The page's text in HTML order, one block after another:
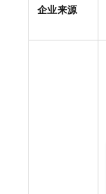
企业来源